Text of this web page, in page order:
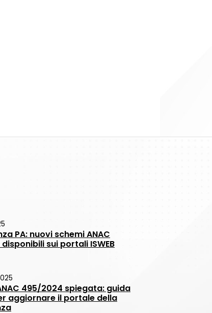
PA: nuovi schemi ANAC
sui portali ISWEB
495/2024 spiegata: guida
aggiornare il portale della